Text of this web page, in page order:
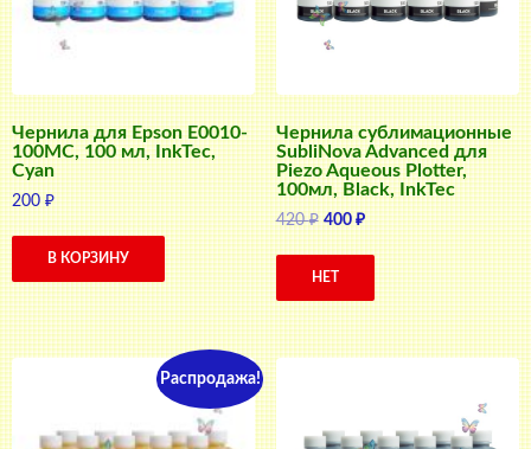
Чернила для Epson E0010-
100MC, 100 мл, InkTec,
Cyan
200₽
В КОРЗИНУ
Чернила сублимационные
SubliNova Advanced для
Piezo Aqueous Plotter,
100мл, Black, InkTec
420₽ Первоначальная
цена
составляла
400₽Текущая
цена:
400 ₽.
НЕТ
Распродажа!